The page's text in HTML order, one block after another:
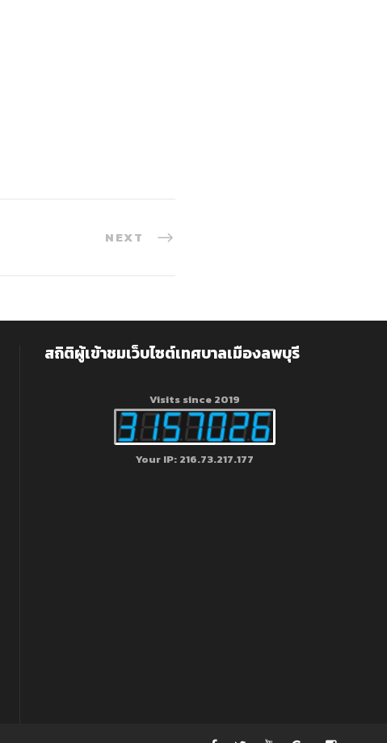
NEXT
สถิติผู้เข้าชมเว็บไซต์เทศบาลเมืองลพบุรี
Visits since 2019
Your IP: 216.73.217.177